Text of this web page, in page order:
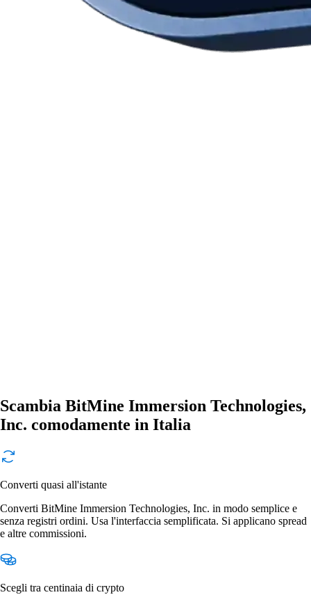
Scambia BitMine Immersion Technologies,
Inc. comodamente in Italia
Converti quasi all'istante
Converti BitMine Immersion Technologies, Inc. in modo semplice e
senza registri ordini. Usa l'interfaccia semplificata. Si applicano spread
e altre commissioni.
Scegli tra centinaia di crypto